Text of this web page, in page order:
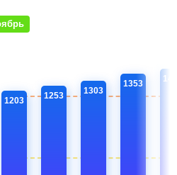
1203
1253
1303
1353